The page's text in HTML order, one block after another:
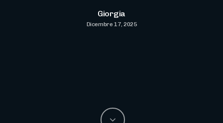
Giorgia
Dicembre 17, 2025